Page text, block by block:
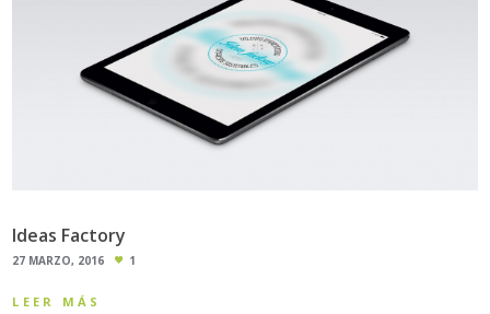
Ideas Factory
27 MARZO, 2016 1
LEER MÁS